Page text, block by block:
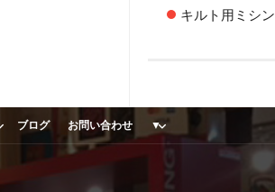
キルト用ミシン
ブログ お問い合わせ ▼